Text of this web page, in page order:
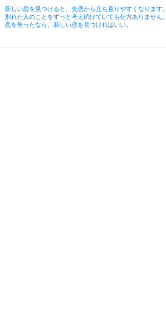
新しい恋を見つけると、失恋から立ち直りやすくなります。
別れた人のことをずっと考え続けていても仕方ありません。
恋を失ったなら、新しい恋を見つければいい。